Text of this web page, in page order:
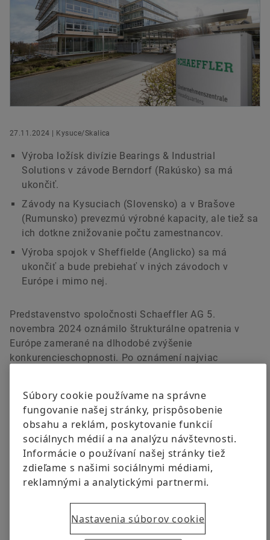
Humanoidné roboty
Digitálne riešenia
Ochrana značky
Akcie
Communication & Branding Slovak Republic
Schaeffler Kysuce, spol. s r.o.
Kysucké Nové Mesto
+421 41 420 - 5112 / 5110
+421 +421 0908 997 944
Objednať teraz
27.11.2024 | Kysuce/Skalica
Výroba ložísk divízie Bearings & Industrial
Solutions v závode Berndorf (Rakúsko) sa má
ukončiť.
Závody na Kysuciach (Slovensko) a v Brašove
(Rumunsko) prevezmú výrobné kapacity, ale tiež sa
ich dotkne znižovanie počtu zamestnancov.
Výroba spojok v Sheffielde (Anglicko) sa má
ukončiť a bude prebiehať v iných závodoch v
Európe i mimo nej.
Predstavenstvo spoločnosti Schaeffler AG 5.
novembra 2024 oznámilo štrukturálne opatrenia v
Európe zamerané na dlhodobé zvýšenie
konkurencieschopnosti. Po oznámení najviac
zasiahnutých európskych závodoch.
Štrukturálne opatrenia v Európe mimo Nemecka sú
zamerané najmä na divíziu Bearings & Industrial
Solutions, ktorá čelí pretrvávajúcej slabej ekonomike,
štrukturálnym problémom a zvýšenej intenzite
konkurencie. Okrem toho ide o opatrenia vyplývajúce
automobilového priemyslu, pričom sa zohľadňuje aj
klesajúci objem technológie spaľovacích motorov v
Súbory cookie používame na správne
fungovanie našej stránky, prispôsobenie
obsahu a reklám, poskytovanie funkcií
sociálnych médií a na analýzu návštevnosti.
Informácie o používaní našej stránky tiež
zdieľame s našimi sociálnymi médiami,
reklamnými a analytickými partnermi.
Nastavenia súborov cookie